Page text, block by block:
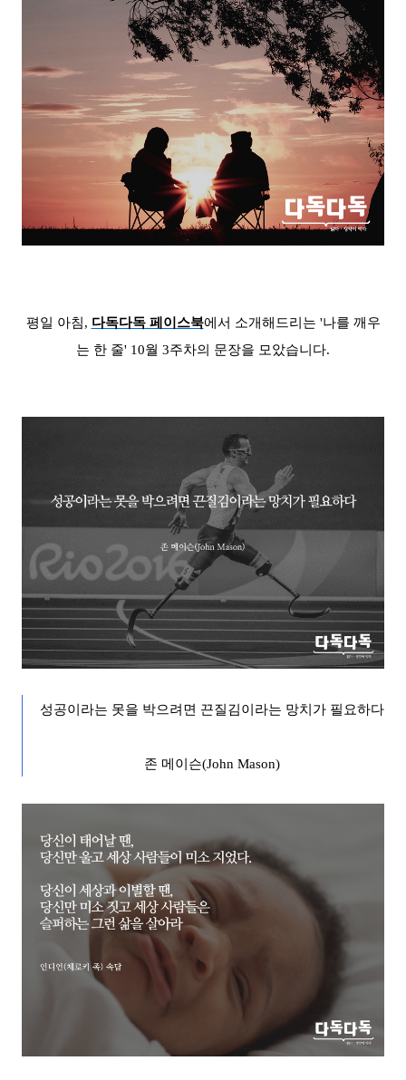
평일 아침, 다독다독 페이스북에서 소개해드리는 '나를 깨우
는 한 줄' 10월 3주차의 문장을 모았습니다.
성공이라는 못을 박으려면 끈질김이라는 망치가 필요하다
존 메이슨(John Mason)